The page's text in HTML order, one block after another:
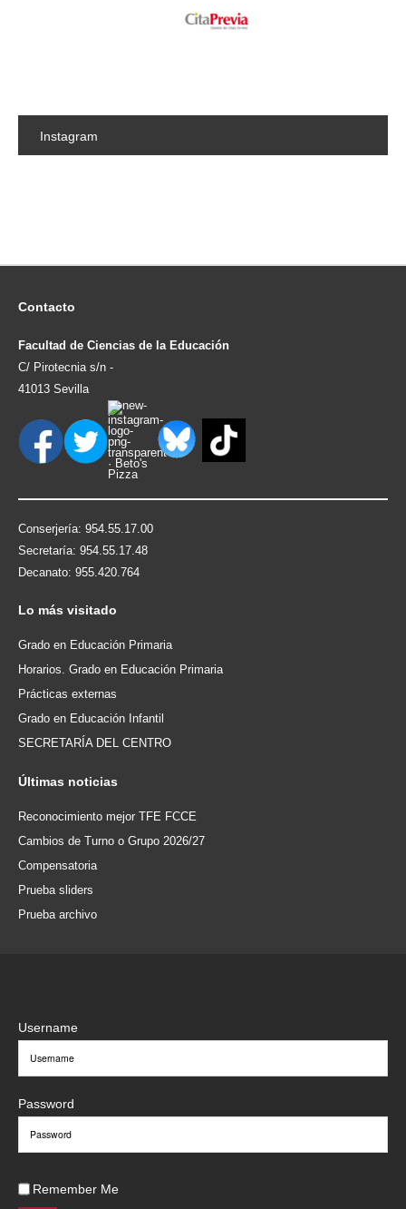
Instagram
Contacto
Facultad de Ciencias de la Educación
C/ Pirotecnia s/n -
41013 Sevilla
Conserjería: 954.55.17.00
Secretaría: 954.55.17.48
Decanato: 955.420.764
Lo más visitado
Grado en Educación Primaria
Horarios. Grado en Educación Primaria
Prácticas externas
Grado en Educación Infantil
SECRETARÍA DEL CENTRO
Últimas noticias
Reconocimiento mejor TFE FCCE
Cambios de Turno o Grupo 2026/27
Compensatoria
Prueba sliders
Prueba archivo
Username
Password
Remember Me